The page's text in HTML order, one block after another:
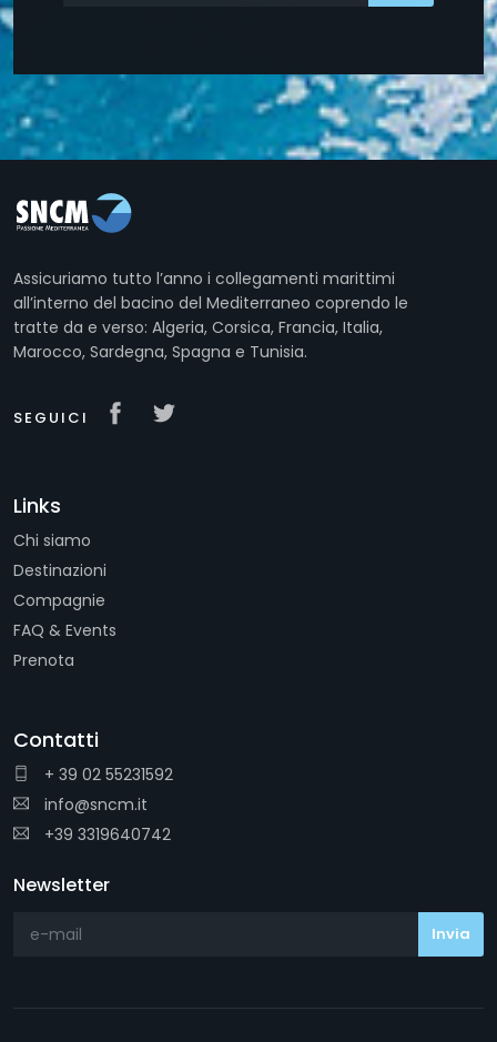
Assicuriamo tutto l’anno i collegamenti marittimi
all’interno del bacino del Mediterraneo coprendo le
tratte da e verso: Algeria, Corsica, Francia, Italia,
Marocco, Sardegna, Spagna e Tunisia.
SEGUICI
Links
Chi siamo
Destinazioni
Compagnie
FAQ & Events
Prenota
Contatti
+ 39 02 55231592
info@sncm.it
+39 3319640742
Newsletter